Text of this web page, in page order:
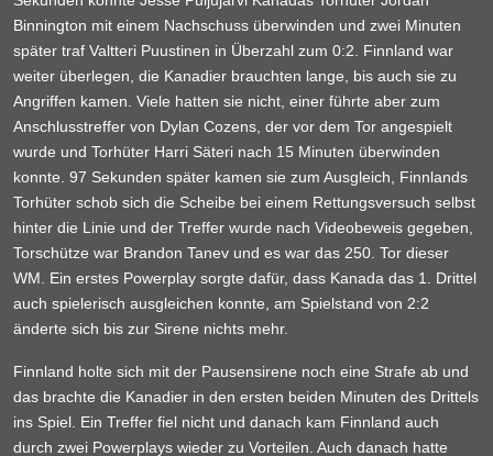
Binnington mit einem Nachschuss überwinden und zwei Minuten
später traf Valtteri Puustinen in Überzahl zum 0:2. Finnland war
weiter überlegen, die Kanadier brauchten lange, bis auch sie zu
Angriffen kamen. Viele hatten sie nicht, einer führte aber zum
Anschlusstreffer von Dylan Cozens, der vor dem Tor angespielt
wurde und Torhüter Harri Säteri nach 15 Minuten überwinden
konnte. 97 Sekunden später kamen sie zum Ausgleich, Finnlands
Torhüter schob sich die Scheibe bei einem Rettungsversuch selbst
hinter die Linie und der Treffer wurde nach Videobeweis gegeben,
Torschütze war Brandon Tanev und es war das 250. Tor dieser
WM. Ein erstes Powerplay sorgte dafür, dass Kanada das 1. Drittel
auch spielerisch ausgleichen konnte, am Spielstand von 2:2
änderte sich bis zur Sirene nichts mehr.
Finnland holte sich mit der Pausensirene noch eine Strafe ab und
das brachte die Kanadier in den ersten beiden Minuten des Drittels
ins Spiel. Ein Treffer fiel nicht und danach kam Finnland auch
durch zwei Powerplays wieder zu Vorteilen. Auch danach hatte